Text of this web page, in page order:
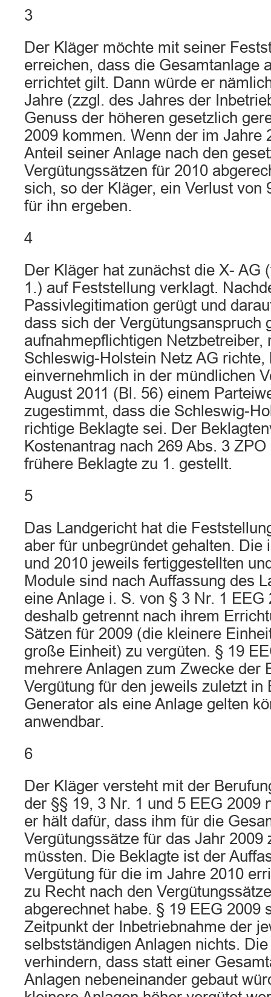
3
Der Kläger möchte mit seiner
erreichen, dass die Gesamtanlage
errichtet gilt. Dann würde er
Jahre (zzgl. des Jahres der
Genuss der höheren gesetzlich
2009 kommen. Wenn der im Jahre
Anteil seiner Anlage nach den
Vergütungssätzen für 2010
sich, so der Kläger, ein Verlust von
für ihn ergeben.
4
Der Kläger hat zunächst die X- AG
1.) auf Feststellung verklagt.
Passivlegitimation gerügt und
dass sich der Vergütungsanspruch
aufnahmepflichtigen Netzbetreiber,
Schleswig-Holstein Netz AG richte,
einvernehmlich in der mündlichen
August 2011 (Bl. 56) einem
zugestimmt, dass die Schleswig-
richtige Beklagte sei. Der
Kostenantrag nach 269 Abs. 3
frühere Beklagte zu 1. gestellt.
5
Das Landgericht hat die
aber für unbegründet gehalten. Die
und 2010 jeweils fertiggestellten
Module sind nach Auffassung des
eine Anlage i. S. von § 3 Nr. 1 EEG
deshalb getrennt nach ihrem
Sätzen für 2009 (die kleinere
große Einheit) zu vergüten. § 19
mehrere Anlagen zum Zwecke der
Vergütung für den jeweils zuletzt in
Generator als eine Anlage gelten
anwendbar.
6
Der Kläger versteht mit der
der §§ 19, 3 Nr. 1 und 5 EEG 2009
er hält dafür, dass ihm für die
Vergütungssätze für das Jahr 2009
müssten. Die Beklagte ist der
Vergütung für die im Jahre 2010
zu Recht nach den
abgerechnet habe. § 19 EEG 2009
Zeitpunkt der Inbetriebnahme der
selbstständigen Anlagen nichts.
verhindern, dass statt einer
Anlagen nebeneinander gebaut